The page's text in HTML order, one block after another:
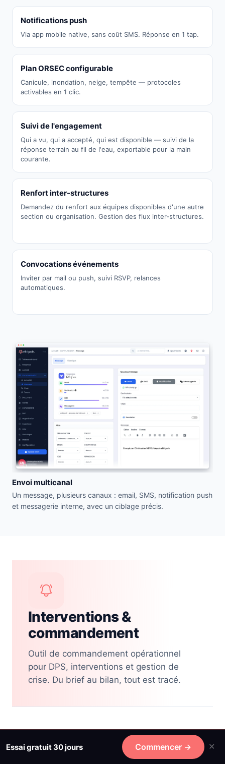
Notifications push
Via app mobile native, sans coût SMS. Réponse en 1 tap.
Plan ORSEC configurable
Canicule, inondation, neige, tempête — protocoles
activables en 1 clic.
Suivi de l'engagement
Qui a vu, qui a accepté, qui est disponible — suivi de la
réponse terrain au fil de l'eau, exportable pour la main
courante.
Renfort inter-structures
Demandez du renfort aux équipes disponibles d'une autre
section ou organisation. Gestion des flux inter-structures.
Convocations événements
Inviter par mail ou push, suivi RSVP, relances
automatiques.
Envoi multicanal
Un message, plusieurs canaux : email, SMS, notification push
et messagerie interne, avec un ciblage précis.
Interventions &
commandement
Outil de commandement opérationnel
pour DPS, interventions et gestion de
crise. Du brief au bilan, tout est tracé.
Interventions
Déclenchez et suivez vos interventions depuis un outil de
Essai gratuit 30 jours Commencer → ✕